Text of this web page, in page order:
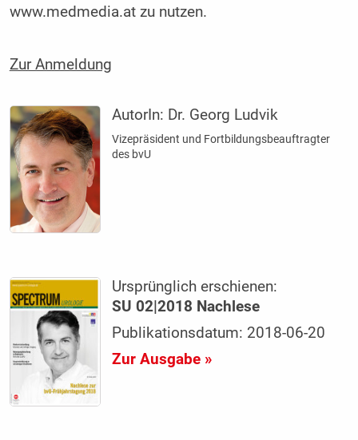
www.medmedia.at zu nutzen.
Zur Anmeldung
AutorIn: Dr. Georg Ludvik
Vizepräsident und Fortbildungsbeauftragter
des bvU
Ursprünglich erschienen:
SU 02|2018 Nachlese
Publikationsdatum: 2018-06-20
Zur Ausgabe »